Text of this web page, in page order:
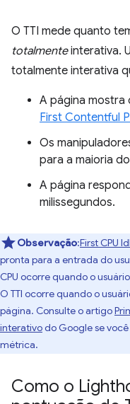
O TTI mede quanto
totalmenteinterativa.
totalmente interativa
A página mostra
First Contentful
Os
para a maioria
A página
milissegundos.
Observação:First CPU
pronta para a entrada do
CPU ocorre quando o
O TTI ocorre quando o
página. Consulte o artigo
interativodo Google se
métrica.
Como o